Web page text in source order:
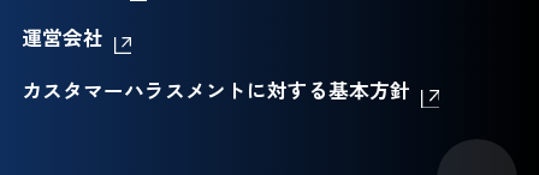
運営会社
カスタマーハラスメントに対する基本方針